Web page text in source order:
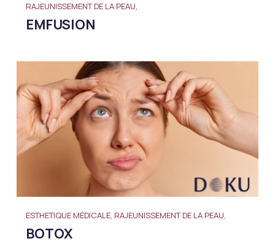
RAJEUNISSEMENT DE LA PEAU,
EMFUSION
ESTHETIQUE MÉDICALE, RAJEUNISSEMENT DE LA PEAU,
BOTOX